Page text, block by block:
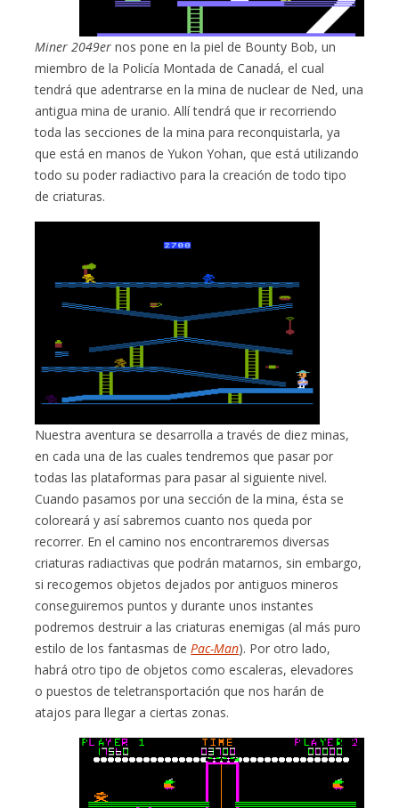
Miner 2049er nos pone en la piel de Bounty Bob, un
miembro de la Policía Montada de Canadá, el cual
tendrá que adentrarse en la mina de nuclear de Ned, una
antigua mina de uranio. Allí tendrá que ir recorriendo
toda las secciones de la mina para reconquistarla, ya
que está en manos de Yukon Yohan, que está utilizando
todo su poder radiactivo para la creación de todo tipo
de criaturas.
Nuestra aventura se desarrolla a través de diez minas,
en cada una de las cuales tendremos que pasar por
todas las plataformas para pasar al siguiente nivel.
Cuando pasamos por una sección de la mina, ésta se
coloreará y así sabremos cuanto nos queda por
recorrer. En el camino nos encontraremos diversas
criaturas radiactivas que podrán matarnos, sin embargo,
si recogemos objetos dejados por antiguos mineros
conseguiremos puntos y durante unos instantes
podremos destruir a las criaturas enemigas (al más puro
estilo de los fantasmas dePac-Man). Por otro lado,
habrá otro tipo de objetos como escaleras, elevadores
o puestos de teletransportación que nos harán de
atajos para llegar a ciertas zonas.